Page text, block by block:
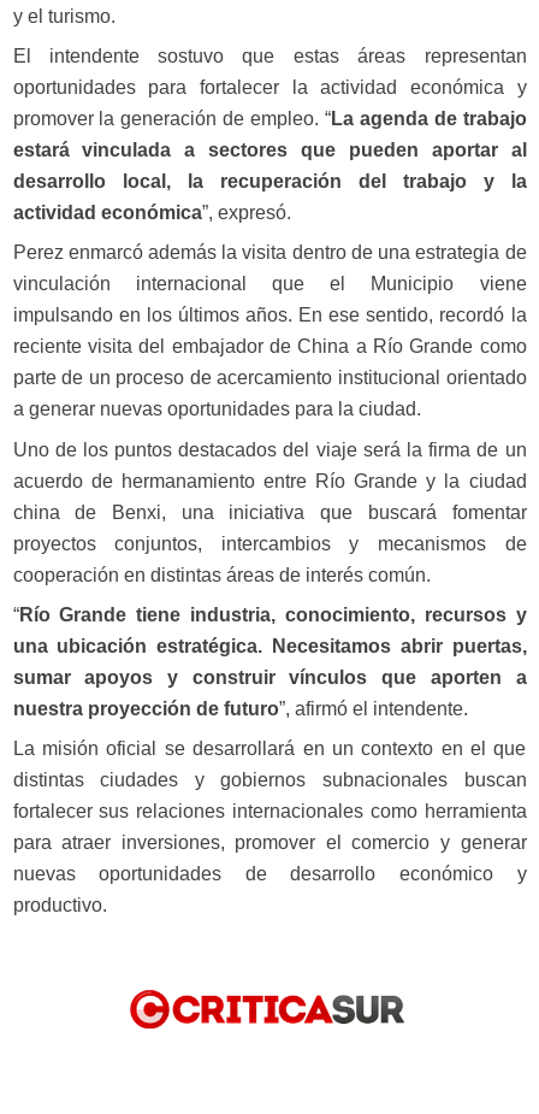
y el turismo.
El intendente sostuvo que estas áreas representan
oportunidades para fortalecer la actividad económica y
promover la generación de empleo. “La agenda de trabajo
estará vinculada a sectores que pueden aportar al
desarrollo local, la recuperación del trabajo y la
actividad económica”, expresó.
Perez enmarcó además la visita dentro de una estrategia de
vinculación internacional que el Municipio viene
impulsando en los últimos años. En ese sentido, recordó la
reciente visita del embajador de China a Río Grande como
parte de un proceso de acercamiento institucional orientado
a generar nuevas oportunidades para la ciudad.
Uno de los puntos destacados del viaje será la firma de un
acuerdo de hermanamiento entre Río Grande y la ciudad
china de Benxi, una iniciativa que buscará fomentar
proyectos conjuntos, intercambios y mecanismos de
cooperación en distintas áreas de interés común.
“Río Grande tiene industria, conocimiento, recursos y
una ubicación estratégica. Necesitamos abrir puertas,
sumar apoyos y construir vínculos que aporten a
nuestra proyección de futuro”, afirmó el intendente.
La misión oficial se desarrollará en un contexto en el que
distintas ciudades y gobiernos subnacionales buscan
fortalecer sus relaciones internacionales como herramienta
para atraer inversiones, promover el comercio y generar
nuevas oportunidades de desarrollo económico y
productivo.